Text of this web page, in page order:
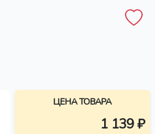
ЦЕНА ТОВАРА
1 139 ₽